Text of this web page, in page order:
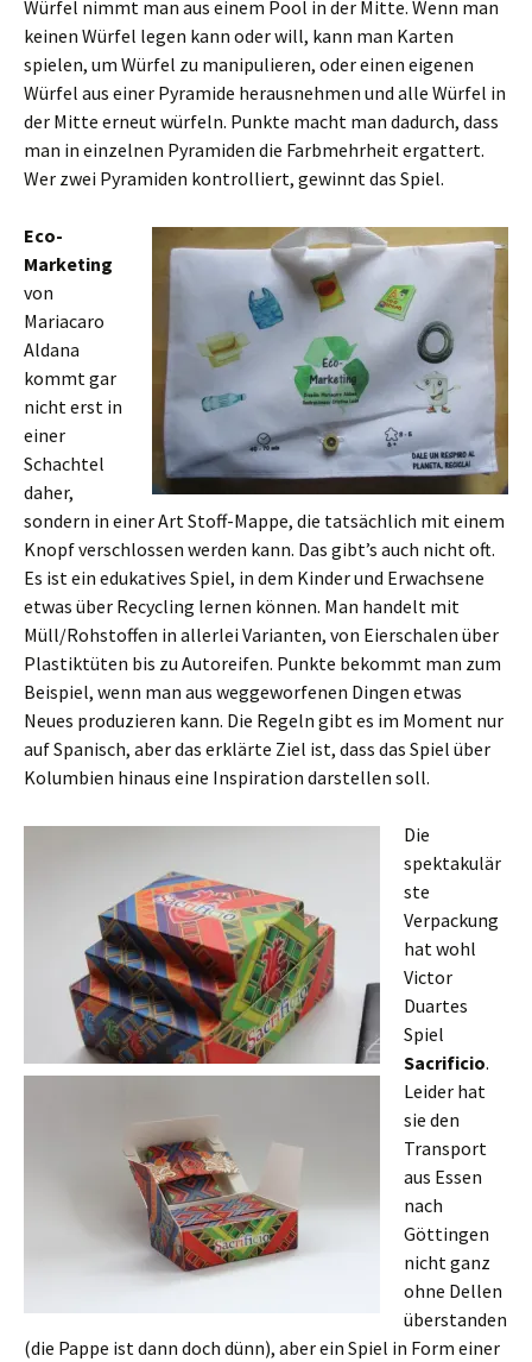
Würfel nimmt man aus einem Pool in der Mitte. Wenn man
keinen Würfel legen kann oder will, kann man Karten
spielen, um Würfel zu manipulieren, oder einen eigenen
Würfel aus einer Pyramide herausnehmen und alle Würfel in
der Mitte erneut würfeln. Punkte macht man dadurch, dass
man in einzelnen Pyramiden die Farbmehrheit ergattert.
Wer zwei Pyramiden kontrolliert, gewinnt das Spiel.
Eco-
Marketing
von
Mariacaro
Aldana
kommt gar
nicht erst in
einer
Schachtel
daher,
sondern in einer Art Stoff-Mappe, die tatsächlich mit einem
Knopf verschlossen werden kann. Das gibt’s auch nicht oft.
Es ist ein edukatives Spiel, in dem Kinder und Erwachsene
etwas über Recycling lernen können. Man handelt mit
Müll/Rohstoffen in allerlei Varianten, von Eierschalen über
Plastiktüten bis zu Autoreifen. Punkte bekommt man zum
Beispiel, wenn man aus weggeworfenen Dingen etwas
Neues produzieren kann. Die Regeln gibt es im Moment nur
auf Spanisch, aber das erklärte Ziel ist, dass das Spiel über
Kolumbien hinaus eine Inspiration darstellen soll.
Die
spektakulär
ste
Verpackung
hat wohl
Victor
Duartes
Spiel
Sacrificio.
Leider hat
sie den
Transport
aus Essen
nach
Göttingen
nicht ganz
ohne Dellen
überstanden
(die Pappe ist dann doch dünn), aber ein Spiel in Form einer